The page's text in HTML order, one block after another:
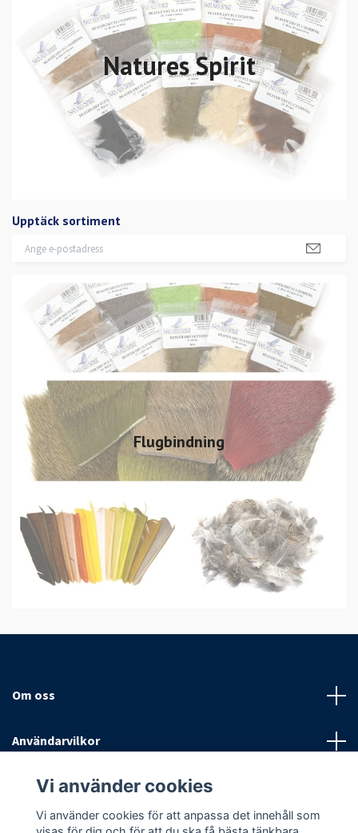
Natures Spirit
Upptäck sortiment
Flugbindning
Om oss
Användarvilkor
Sociala medier
Vi använder cookies
Vi använder cookies för att anpassa det innehåll som